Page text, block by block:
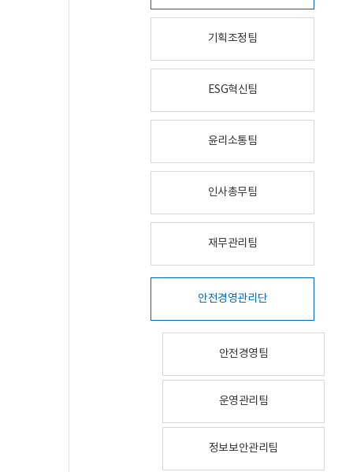
기획조정팀
ESG혁신팀
윤리소통팀
인사총무팀
재무관리팀
안전경영관리단
안전경영팀
운영관리팀
정보보안관리팀